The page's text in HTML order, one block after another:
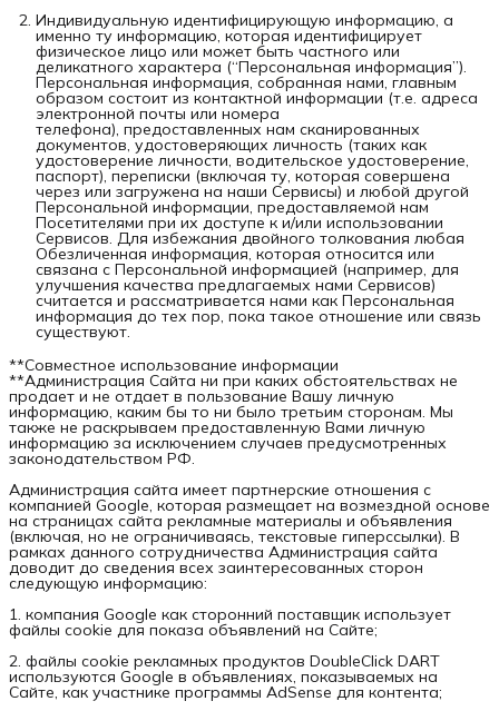
Индивидуальную идентифицирующую информацию, а
именно ту информацию, которая идентифицирует
физическое лицо или может быть частного или
деликатного характера (“Персональная информация”).
Персональная информация, собранная нами, главным
образом состоит из контактной информации (т.е. адреса
электронной почты или номера
телефона), предоставленных нам сканированных
документов, удостоверяющих личность (таких как
удостоверение личности, водительское удостоверение,
паспорт), переписки (включая ту, которая совершена
через или загружена на наши Сервисы) и любой другой
Персональной информации, предоставляемой нам
Посетителями при их доступе к и/или использовании
Сервисов. Для избежания двойного толкования любая
Обезличенная информация, которая относится или
связана с Персональной информацией (например, для
улучшения качества предлагаемых нами Сервисов)
считается и рассматривается нами как Персональная
информация до тех пор, пока такое отношение или связь
существуют.
**Совместное использование информации
**Администрация Сайта ни при каких обстоятельствах не
продает и не отдает в пользование Вашу личную
информацию, каким бы то ни было третьим сторонам. Мы
также не раскрываем предоставленную Вами личную
информацию за исключением случаев предусмотренных
законодательством РФ.
Администрация сайта имеет партнерские отношения с
компанией Google, которая размещает на возмездной основе
на страницах сайта рекламные материалы и объявления
(включая, но не ограничиваясь, текстовые гиперссылки). В
рамках данного сотрудничества Администрация сайта
доводит до сведения всех заинтересованных сторон
следующую информацию:
1. компания Google как сторонний поставщик использует
файлы cookie для показа объявлений на Сайте;
2. файлы cookie рекламных продуктов DoubleClick DART
используются Google в объявлениях, показываемых на
Сайте, как участнике программы AdSense для контента;